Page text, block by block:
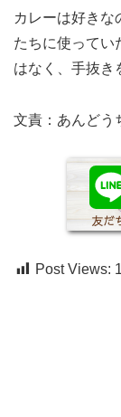
カレーは好きな
たちに使ってい
はなく、手抜き
文責：あんどう
Post Views: